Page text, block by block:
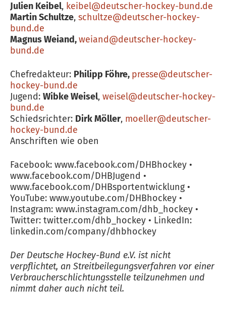
Julien Keibel, keibel@deutscher-hockey-bund.de
Martin Schultze, schultze@deutscher-hockey-
bund.de
Magnus Weiand,weiand@deutscher-hockey-
bund.de
Chefredakteur: Philipp Föhre, presse@deutscher-
hockey-bund.de
Jugend: Wibke Weisel, weisel@deutscher-hockey-
bund.de
Schiedsrichter: Dirk Möller, moeller@deutscher-
hockey-bund.de
Anschriften wie oben
Facebook: www.facebook.com/DHBhockey •
www.facebook.com/DHBJugend •
www.facebook.com/DHBsportentwicklung •
YouTube: www.youtube.com/DHBhockey •
Instagram: www.instagram.com/dhb_hockey •
Twitter: twitter.com/dhb_hockey • LinkedIn:
linkedin.com/company/dhbhockey
Der Deutsche Hockey-Bund e.V. ist nicht
verpflichtet, an Streitbeilegungsverfahren vor einer
Verbraucherschlichtungsstelle teilzunehmen und
nimmt daher auch nicht teil.